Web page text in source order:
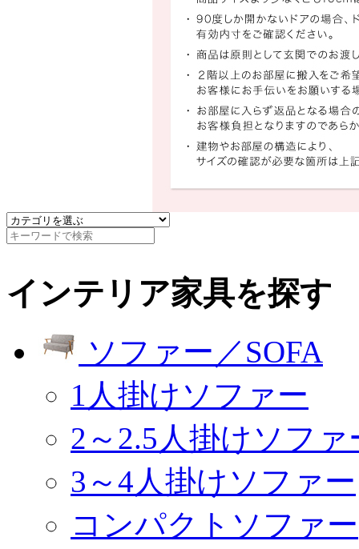
インテリア家具を探す
ソファー／SOFA
1人掛けソファー
2～2.5人掛けソファ
3～4人掛けソファー
コンパクトソファー